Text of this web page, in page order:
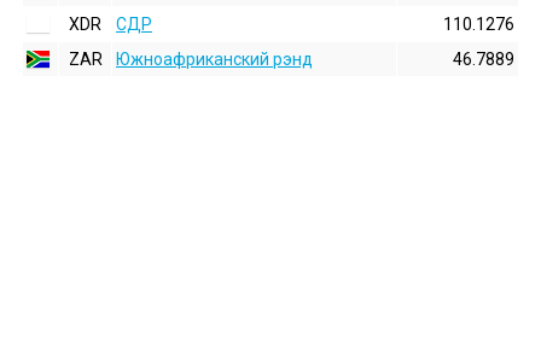
XDR
СДР
110.1276
ZAR
Южноафриканский рэнд 46.7889